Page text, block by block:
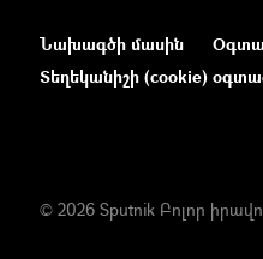
Նախագծի մասին
Տեղեկանիշի (cookie)
© 2026 Sputnik Բոլոր